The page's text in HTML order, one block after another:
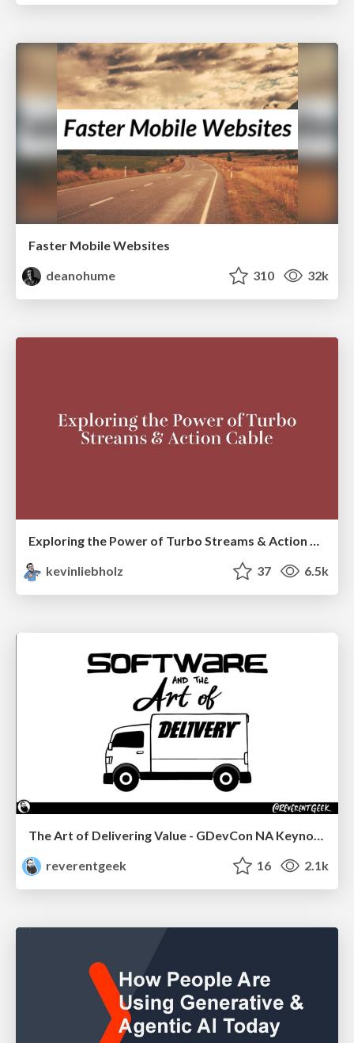
Faster Mobile Websites
deanohume
310 32k
kevinliebholz
37 6.5k
The Art of Delivering Value - GDevCon NA Keynote
reverentgeek
16 2.1k